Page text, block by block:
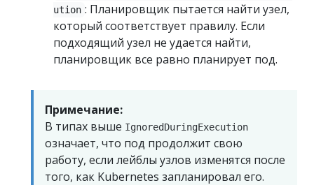
ution : Планировщик пытается найти узел,
который соответствует правилу. Если
подходящий узел не удается найти,
планировщик все равно планирует под.
Примечание:
В типах выше IgnoredDuringExecution
означает, что под продолжит свою
работу, если лейблы узлов изменятся после
того, как Kubernetes запланировал его.